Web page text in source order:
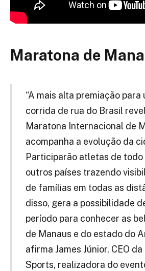
Maratona de
“A mais alta premiação para
corrida de rua do Brasil
Maratona Internacional de
acompanha a evolução da
Participarão atletas de todo
outros países trazendo
de famílias em todas as
disso, gera a possibilidade
período para conhecer as
de Manaus e do estado do
afirma James Júnior, CEO da
Sports, realizadora do